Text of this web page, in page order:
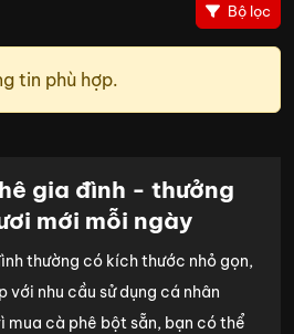
Bộ lọc
tin phù hợp.
gia đình - thưởng
mới mỗi ngày
thường có kích thước nhỏ gọn,
với nhu cầu sử dụng cá nhân
mua cà phê bột sẵn, bạn có thể